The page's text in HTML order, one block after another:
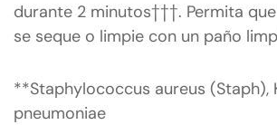
durante 2 minutos†††. Permita
se seque o limpie con un paño
**Staphylococcus aureus (Staph),
pneumoniae